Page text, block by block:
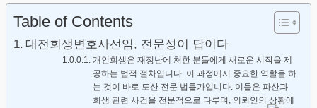
Table of Contents
대전회생변호사선임, 전문성이 답이다
개인회생은 재정난에 처한 분들에게 새로운 시작을 제
공하는 법적 절차입니다. 이 과정에서 중요한 역할을 하
는 것이 바로 도산 전문 법률가입니다. 이들은 파산과
회생 관련 사건을 전문적으로 다루며, 의뢰인의 상황에